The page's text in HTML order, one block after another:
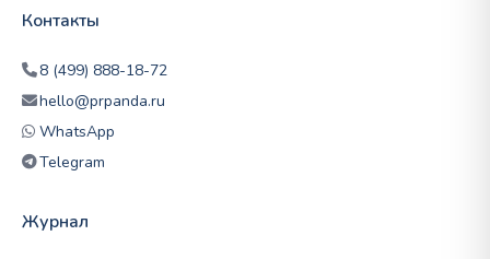
Контакты
8 (499) 888-18-72
hello@prpanda.ru
WhatsApp
Telegram
Журнал